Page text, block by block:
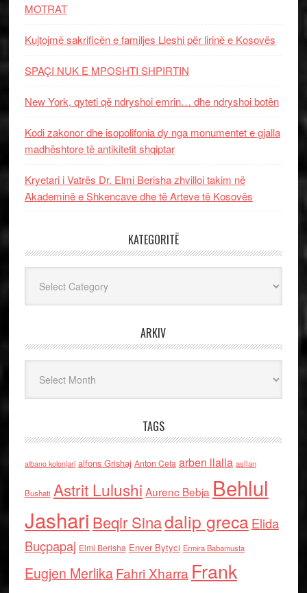
MOTRAT
Kujtojmë sakrificën e familjes Lleshi për lirinë e Kosovës
SPAÇI NUK E MPOSHTI SHPIRTIN
New York, qyteti që ndryshoi emrin… dhe ndryshoi botën
Kodi zakonor dhe isopolifonia dy nga monumentet e gjalla
madhështore të antikitetit shqiptar
Kryetari i Vatrës Dr. Elmi Berisha zhvilloi takim në
Akademinë e Shkencave dhe të Arteve të Kosovës
KATEGORITË
ARKIV
TAGS
albano kolonjari alfons Grishaj Anton Cefa arben llalla asllan
Bushati Astrit Lulushi Aurenc Bebja Behlul
Jashari Beqir Sinadalip grecaElida
Buçpapaj Elmi Berisha Enver Bytyci Ermira Babamusta
Eugjen MerlikaFahri Xharra Frank